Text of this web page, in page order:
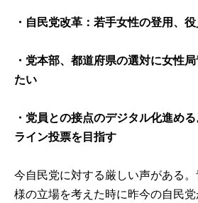
・自民党改革：若手女性の登用、
・党本部、都道府県の選対に女性
たい
・党員との接点のデジタル化進め
ライン投票を目指す
今自民党に対する厳しい声がある
様の立場を考えた時に昨今の自民